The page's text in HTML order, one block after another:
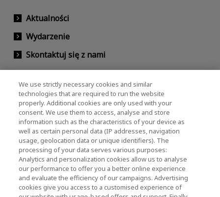
Aktualności
Wydarzenie
Skontaktuj się z nami
KIOXIA Holdings Corporation (Relacje
korporacyjne / inwestorskie)
KIOXIA Holdings Corporation Home
Relacje inwestorskie
We use strictly necessary cookies and similar
technologies that are required to run the website
properly. Additional cookies are only used with your
consent. We use them to access, analyse and store
information such as the characteristics of your device as
well as certain personal data (IP addresses, navigation
usage, geolocation data or unique identifiers). The
processing of your data serves various purposes:
Analytics and personalization cookies allow us to analyse
our performance to offer you a better online experience
and evaluate the efficiency of our campaigns. Advertising
cookies give you access to a customised experience of